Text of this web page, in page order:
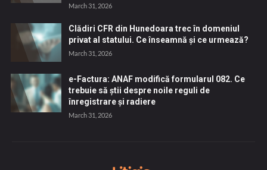
March 31, 2026
Clădiri CFR din Hunedoara trec în domeniul
privat al statului. Ce înseamnă și ce urmează?
March 31, 2026
e-Factura: ANAF modifică formularul 082. Ce
trebuie să știi despre noile reguli de
înregistrare și radiere
March 31, 2026